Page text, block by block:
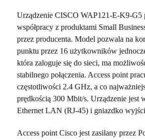
Urządzenie CISCO WAP121-E-K9-G5
współpracy z produktami Small
przez producenta. Model pozwala na
punktu przez 16 użytkowników
która zaloguje się do sieci, ma
stabilnego połączenia. Access point
częstotliwości 2.4 GHz, a co
prędkością 300 Mbit/s. Urządzenie jest
Ethernet LAN (RJ-45) i gniazdko
Access point Cisco jest zasilany przez